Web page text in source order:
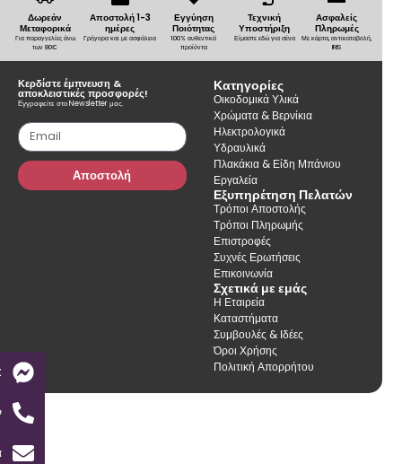
Δωρεάν
Μεταφορικά
Για παραγγελίες άνω
των 80€
Αποστολή 1-3
ημέρες
Γρήγορα και με ασφάλεια
Εγγύηση
Ποιότητας
100% αυθεντικά
προϊόντα
Τεχνική
Υποστήριξη
Είμαστε εδώ για σένα
Ασφαλείς
Πληρωμές
Με κάρτα, αντικαταβολή,
IRIS
Κερδίστε έμπνευση &
αποκλειστικές προσφορές!
Εγγραφείτε στο Newsletter μας.
Αποστολή
Κατηγορίες
Οικοδομικά Υλικά
Χρώματα & Βερνίκια
Ηλεκτρολογικά
Υδραυλικά
Πλακάκια & Είδη Μπάνιου
Εργαλεία
Εξυπηρέτηση Πελατών
Τρόποι Αποστολής
Τρόποι Πληρωμής
Επιστροφές
Συχνές Ερωτήσεις
Επικοινωνία
Σχετικά με εμάς
Η Εταιρεία
Καταστήματα
Συμβουλές & Ιδέες
Όροι Χρήσης
Πολιτική Απορρήτου